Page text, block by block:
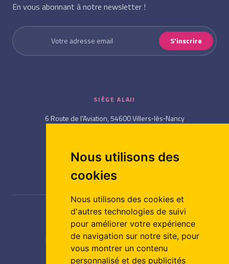
Nous utilisons des
cookies
Nous utilisons des cookies et
d'autres technologies de suivi
pour améliorer votre expérience
de navigation sur notre site, pour
vous montrer un contenu
personnalisé et des publicités
En vous abonnant à notre newsletter !
S'inscrire
SIÈGE ALAJI
6 Route de l'Aviation, 54600 Villers‑lès‑Nancy
NAVIGATION
Formations / Alaji CFA / Notre organisme
Alaji recrute
/ Infos Pratiques / Contact